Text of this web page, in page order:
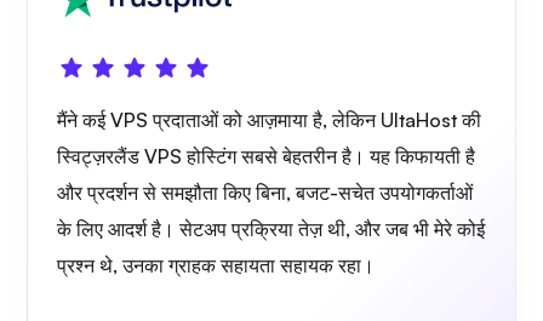
मैंने कई VPS प्रदाताओं को आज़माया है, लेकिन UltaHost की
स्विट्ज़रलैंड VPS होस्टिंग सबसे बेहतरीन है। यह किफायती है
और प्रदर्शन से समझौता किए बिना, बजट-सचेत उपयोगकर्ताओं
के लिए आदर्श है। सेटअप प्रक्रिया तेज़ थी, और जब भी मेरे कोई
प्रश्न थे, उनका ग्राहक सहायता सहायक रहा।